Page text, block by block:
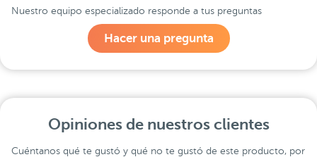
Nuestro equipo especializado responde a tus preguntas
Hacer una pregunta
Opiniones de nuestros clientes
Cuéntanos qué te gustó y qué no te gustó de este producto, por